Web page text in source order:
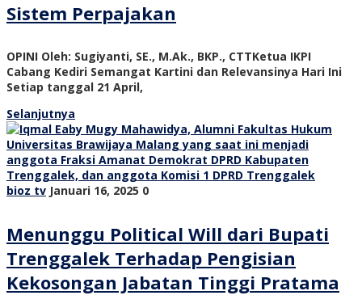
Sistem Perpajakan
OPINI Oleh: Sugiyanti, SE., M.Ak., BKP., CTTKetua IKPI
Cabang Kediri Semangat Kartini dan Relevansinya Hari Ini
Setiap tanggal 21 April,
Selanjutnya
bioz tv Januari 16, 2025 0
Menunggu Political Will dari Bupati
Trenggalek Terhadap Pengisian
Kekosongan Jabatan Tinggi Pratama